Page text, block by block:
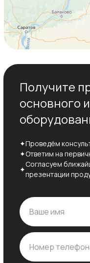
Получите
основного
✦Проведём
✦Ответим на
✦
Согласуем
презентации